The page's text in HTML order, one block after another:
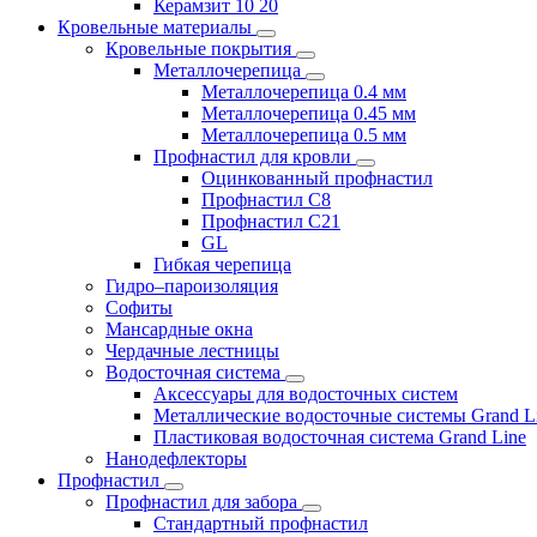
Керамзит 10 20
Кровельные материалы
Кровельные покрытия
Металлочерепица
Металлочерепица 0.4 мм
Металлочерепица 0.45 мм
Металлочерепица 0.5 мм
Профнастил для кровли
Оцинкованный профнастил
Профнастил С8
Профнастил С21
GL
Гибкая черепица
Гидро–пароизоляция
Софиты
Мансардные окна
Чердачные лестницы
Водосточная система
Аксессуары для водосточных систем
Металлические водосточные системы Grand
Пластиковая водосточная система Grand Line
Нанодефлекторы
Профнастил
Профнастил для забора
Стандартный профнастил